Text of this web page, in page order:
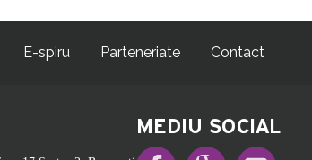
E-spiru Parteneriate Contact
MEDIU SOCIAL